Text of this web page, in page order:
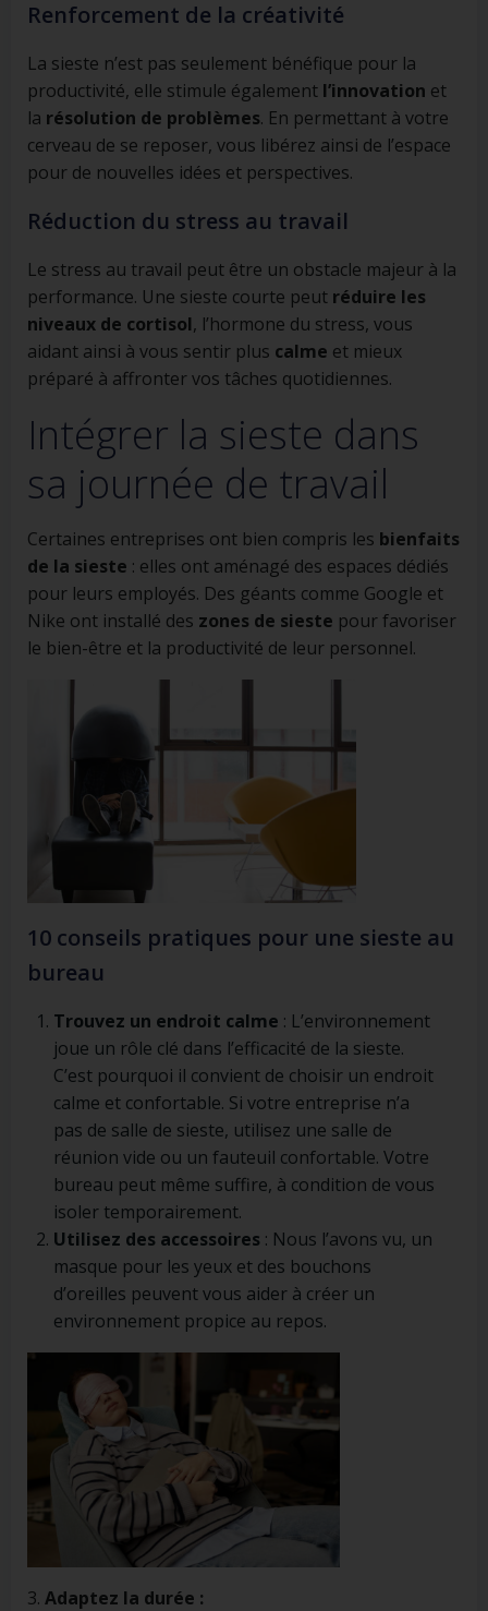
Renforcement de la créativité
La sieste n’est pas seulement bénéfique pour la
productivité, elle stimule également l’innovation et
la résolution de problèmes. En permettant à votre
cerveau de se reposer, vous libérez ainsi de l’espace
pour de nouvelles idées et perspectives.
Réduction du stress au travail
Le stress au travail peut être un obstacle majeur à la
performance. Une sieste courte peut réduire les
niveaux de cortisol, l’hormone du stress, vous
aidant ainsi à vous sentir plus calme et mieux
préparé à affronter vos tâches quotidiennes.
Intégrer la sieste dans
sa journée de travail
Certaines entreprises ont bien compris les bienfaits
de la sieste : elles ont aménagé des espaces dédiés
pour leurs employés. Des géants comme Google et
Nike ont installé des zones de sieste pour favoriser
le bien-être et la productivité de leur personnel.
10 conseils pratiques pour une sieste au
bureau
Trouvez un endroit calme : L’environnement
joue un rôle clé dans l’efficacité de la sieste.
C’est pourquoi il convient de choisir un endroit
calme et confortable. Si votre entreprise n’a
pas de salle de sieste, utilisez une salle de
réunion vide ou un fauteuil confortable. Votre
bureau peut même suffire, à condition de vous
isoler temporairement.
Utilisez des accessoires : Nous l’avons vu, un
masque pour les yeux et des bouchons
d’oreilles peuvent vous aider à créer un
environnement propice au repos.
3. Adaptez la durée :